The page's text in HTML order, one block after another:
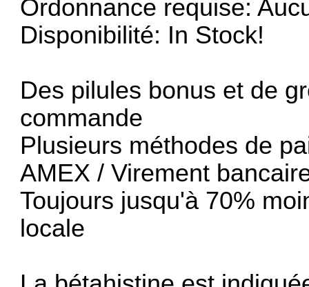
Ordonnance requise:
Disponibilité: In Stock!
Des pilules bonus et de
commande
Plusieurs méthodes de
AMEX / Virement
Toujours jusqu'à 70%
locale